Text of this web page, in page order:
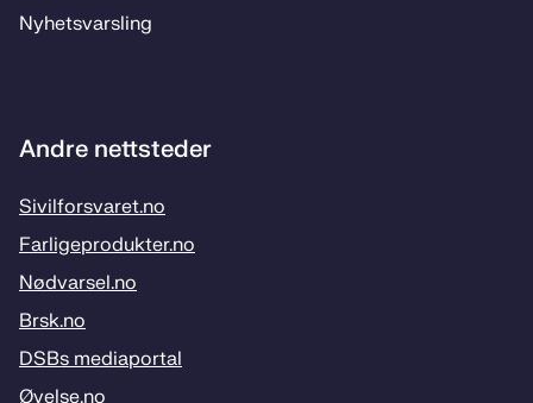
Ny­hets­­vars­­ling
Andre nettsteder
Sivilforsvaret.no
Farligeprodukter.no
Nødvarsel.no
Brsk.no
DSBs mediaportal
Øvelse.no